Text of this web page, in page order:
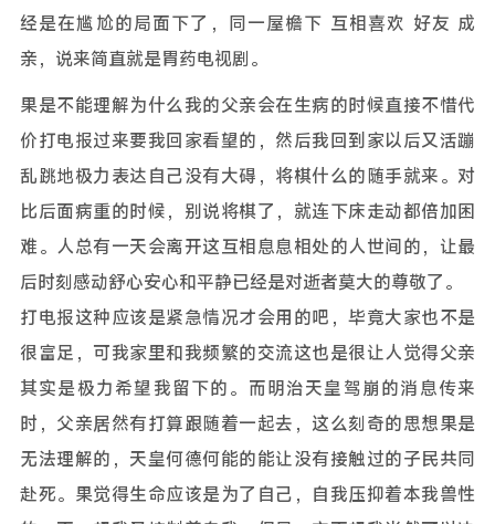
经是在尴尬的局面下了，同一屋檐下 互相喜欢 好友 成
亲，说来简直就是胃药电视剧。
果是不能理解为什么我的父亲会在生病的时候直接不惜代
价打电报过来要我回家看望的，然后我回到家以后又活蹦
乱跳地极力表达自己没有大碍，将棋什么的随手就来。对
比后面病重的时候，别说将棋了，就连下床走动都倍加困
难。人总有一天会离开这互相息息相处的人世间的，让最
后时刻感动舒心安心和平静已经是对逝者莫大的尊敬了。
打电报这种应该是紧急情况才会用的吧，毕竟大家也不是
很富足，可我家里和我频繁的交流这也是很让人觉得父亲
其实是极力希望我留下的。而明治天皇驾崩的消息传来
时，父亲居然有打算跟随着一起去，这么刻奇的思想果是
无法理解的，天皇何德何能的能让没有接触过的子民共同
赴死。果觉得生命应该是为了自己，自我压抑着本我兽性